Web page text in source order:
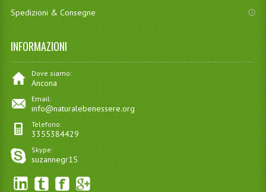
Spedizioni & Consegne
INFORMAZIONI
Dove siamo:
Ancona
Email:
info@naturalebenessere.org
Telefono:
3355384429
Skype:
suzannegr15